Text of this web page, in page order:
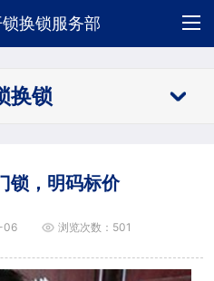
换锁服务部
换锁
锁，明码标价
06 浏览次数：501